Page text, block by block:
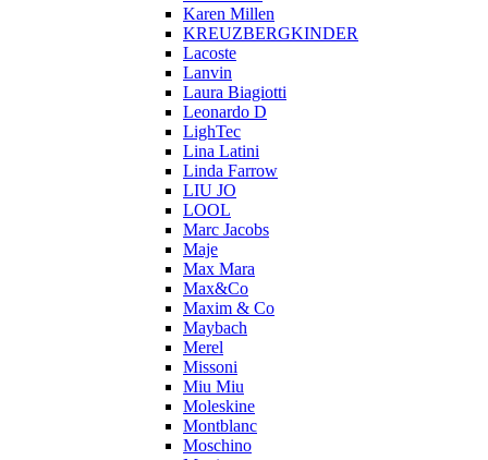
Karen Millen
KREUZBERGKINDER
Lacoste
Lanvin
Laura Biagiotti
Leonardo D
LighTec
Lina Latini
Linda Farrow
LIU JO
LOOL
Marc Jacobs
Maje
Max Mara
Max&Co
Maxim & Co
Maybach
Merel
Missoni
Miu Miu
Moleskine
Montblanc
Moschino